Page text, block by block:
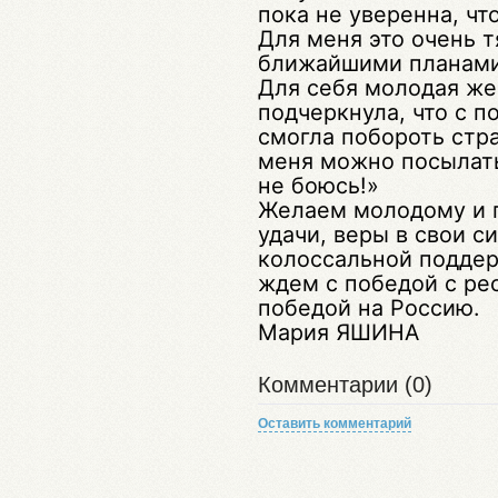
пока не уверенна,
Для меня это очень
ближайшими
Для себя молодая
подчеркнула, что с
смогла побороть
меня можно
не боюсь!»
Желаем молодому и
удачи, веры в свои
колоссальной
ждем с победой с
победой на Россию.
Мария ЯШИНА
Комментарии (0)
Оставить комментарий